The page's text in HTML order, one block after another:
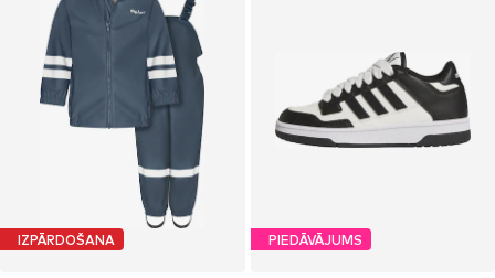
IZPĀRDOŠANA PIEDĀVĀJUMS